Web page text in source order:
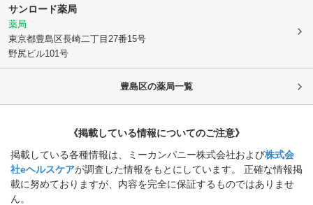
サンロード薬局
薬局
東京都豊島区長崎二丁目27番15号
野尻ビル101号
豊島区の薬局一覧
《掲載している情報についてのご注意》
掲載している各種情報は、ミーカンパニー株式会社および株式会
社eヘルスケアが調査した情報をもとにしています。 正確な情報掲
載に努めておりますが、内容を完全に保証するものではありませ
ん。